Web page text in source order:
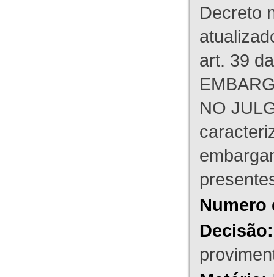
Decreto
art. 39
NO
Numero
Decisão: